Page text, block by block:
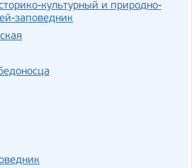
культурный и природно-
заповедник